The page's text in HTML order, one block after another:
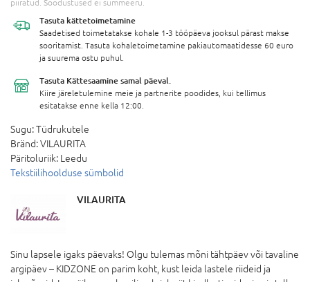
piiratud. Soodustused ei summeeru.
Tasuta kättetoimetamine
Saadetised toimetatakse kohale 1-3 tööpäeva jooksul pärast makse
sooritamist. Tasuta kohaletoimetamine pakiautomaatidesse 60 euro
ja suurema ostu puhul.
Tasuta Kättesaamine samal päeval.
Kiire järeletulemine meie ja partnerite poodides, kui tellimus
esitatakse enne kella 12:00.
Sugu:Tüdrukutele
Bränd:VILAURITA
Päritoluriik: Leedu
Tekstiilihoolduse sümbolid
VILAURITA
Sinu lapsele igaks päevaks! Olgu tulemas mõni tähtpäev või tavaline
argipäev – KIDZONE on parim koht, kust leida lastele riideid ja